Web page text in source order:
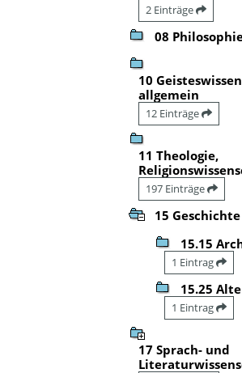
2 Einträge
08
10
allgemein
12 Einträge
11 Theologie,
197 Einträge
15 Geschichte
15.15
1 Eintrag
15.25
1 Eintrag
17 Sprach- und